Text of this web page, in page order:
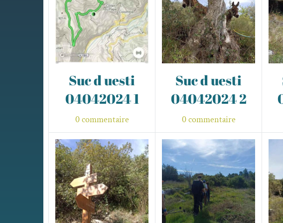
Suc d uesti
04042024 1
0 commentaire
Suc d uesti
04042024 2
0 commentaire